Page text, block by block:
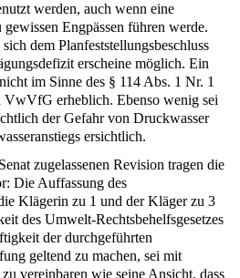
werden, auch wenn eine
Engpässen führen werde.
dem Planfeststellungsbeschluss
erscheine möglich. Ein
im Sinne des § 114 Abs. 1 Nr. 1
VwVfG erheblich. Ebenso wenig sei
der Gefahr von Druckwasser
ersichtlich.
zugelassenen Revision tragen die
Die Auffassung des
Klägerin zu 1 und der Kläger zu 3
des Umwelt-Rechtsbehelfsgesetzes
der durchgeführten
geltend zu machen, sei mit
vereinbaren wie seine Ansicht, dass